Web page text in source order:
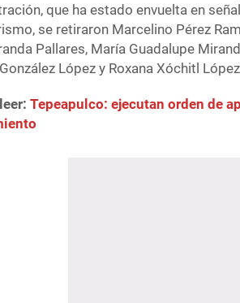
que ha estado envuelta en
se retiraron Marcelino Pérez
Pallares, María Guadalupe
López y Roxana Xóchitl
Tepeapulco: ejecutan orden de